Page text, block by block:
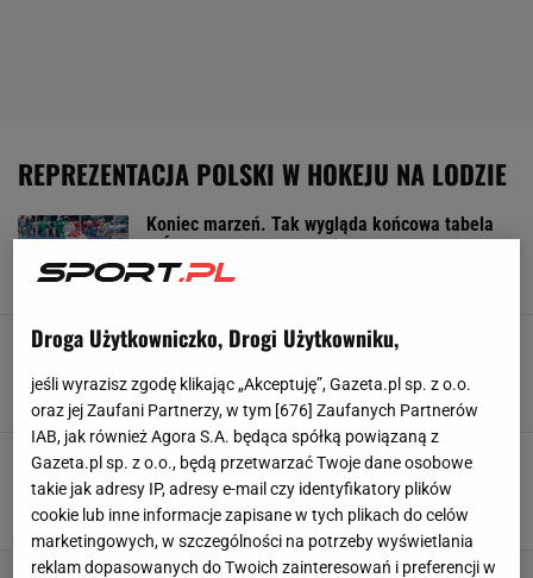
REPREZENTACJA POLSKI W HOKEJU NA LODZIE
Koniec marzeń. Tak wygląda końcowa tabela
MŚ po meczu Polska - Litwa
Mateusz Gaweł,
Jest pięknie! Arcyważne zwycięstwo Polaków.
Jakub Trochimowicz,7 MAJA 2026, 21:59
Polacy zmierzają w stronę dna. "Zapaść, dziura"
Mateusz Gaweł,26 LUTEGO 2026, 17:35
Droga Użytkowniczko, Drogi Użytkowniku,
jeśli wyrazisz zgodę klikając „Akceptuję”, Gazeta.pl sp. z o.o.
oraz jej Zaufani Partnerzy, w tym [676] Zaufanych Partnerów
IAB, jak również Agora S.A. będąca spółką powiązaną z
Gazeta.pl sp. z o.o., będą przetwarzać Twoje dane osobowe
takie jak adresy IP, adresy e-mail czy identyfikatory plików
cookie lub inne informacje zapisane w tych plikach do celów
marketingowych, w szczególności na potrzeby wyświetlania
reklam dopasowanych do Twoich zainteresowań i preferencji w